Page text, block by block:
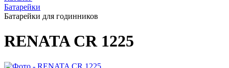
Батарейки
Батарейки для годинников
RENATA CR 1225